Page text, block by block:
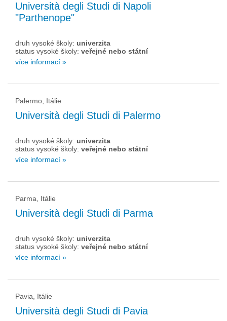
Università degli Studi di Napoli
"Parthenope"
druh vysoké školy: univerzita
status vysoké školy: veřejné nebo státní
více informací »
Palermo, Itálie
Università degli Studi di Palermo
druh vysoké školy: univerzita
status vysoké školy: veřejné nebo státní
více informací »
Parma, Itálie
Università degli Studi di Parma
druh vysoké školy: univerzita
status vysoké školy: veřejné nebo státní
více informací »
Pavia, Itálie
Università degli Studi di Pavia